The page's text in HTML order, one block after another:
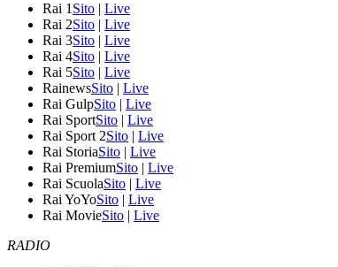
Rai 1 Sito | Live
Rai 2Sito | Live
Rai 3Sito | Live
Rai 4Sito | Live
Rai 5Sito | Live
RainewsSito | Live
Rai GulpSito | Live
Rai SportSito | Live
Rai Sport 2Sito | Live
Rai StoriaSito | Live
Rai PremiumSito | Live
Rai ScuolaSito | Live
Rai YoYoSito | Live
Rai MovieSito | Live
RADIO